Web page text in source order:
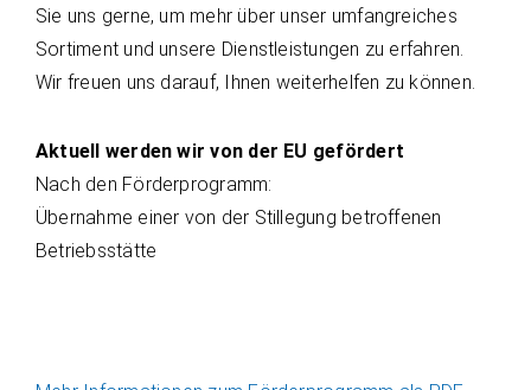
Sie uns gerne, um mehr über unser umfangreiches
Sortiment und unsere Dienstleistungen zu erfahren.
Wir freuen uns darauf, Ihnen weiterhelfen zu können.
Aktuell werden wir von der EU gefördert
Nach den Förderprogramm:
Übernahme einer von der Stillegung betroffenen
Betriebsstätte